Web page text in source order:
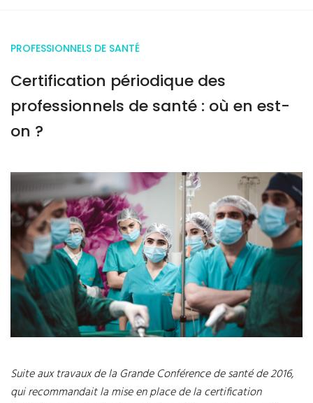
PROFESSIONNELS DE SANTÉ
Certification périodique des
professionnels de santé : où en est-
on ?
Suite aux travaux de la Grande Conférence de santé de 2016,
qui recommandait la mise en place de la certification